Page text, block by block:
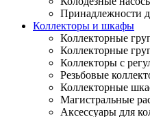
Принадлежности
Коллекторы и шкафы
Коллекторные
Коллекторные
Коллекторы с
Резьбовые
Коллекторные
Магистральные
Аксессуары для